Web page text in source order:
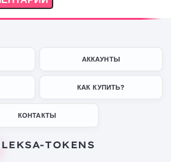
АККАУНТЫ
КАК КУПИТЬ?
КОНТАКТЫ